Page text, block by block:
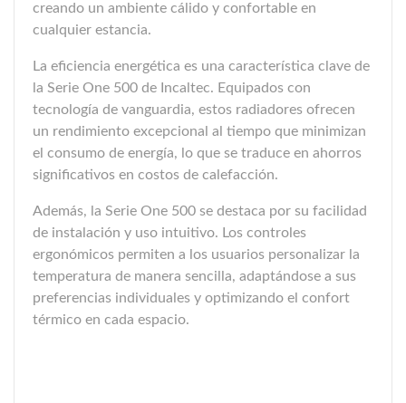
creando un ambiente cálido y confortable en
cualquier estancia.
La eficiencia energética es una característica clave de
la Serie One 500 de Incaltec. Equipados con
tecnología de vanguardia, estos radiadores ofrecen
un rendimiento excepcional al tiempo que minimizan
el consumo de energía, lo que se traduce en ahorros
significativos en costos de calefacción.
Además, la Serie One 500 se destaca por su facilidad
de instalación y uso intuitivo. Los controles
ergonómicos permiten a los usuarios personalizar la
temperatura de manera sencilla, adaptándose a sus
preferencias individuales y optimizando el confort
térmico en cada espacio.